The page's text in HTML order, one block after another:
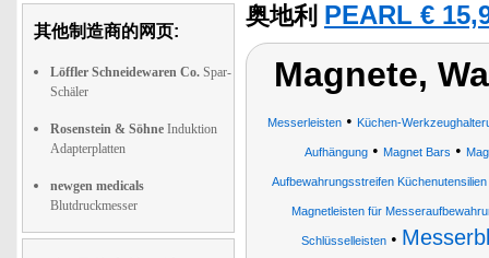
其他制造商的网页:
Löffler Schneidewaren Co. Spar-
Schäler
Rosenstein & Söhne Induktion
Adapterplatten
newgen medicals
Blutdruckmesser
奥地利 PEARL €
Magnete,
Messerleisten • Küchen-
Aufhängung • Magnet Bars •
Aufbewahrungsstreifen
Magnetleisten für
Schlüsselleisten •